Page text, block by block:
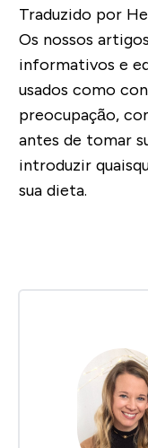
Traduzido por
Os nossos
informativos e
usados como
preocupação,
antes de tomar
introduzir
sua dieta.